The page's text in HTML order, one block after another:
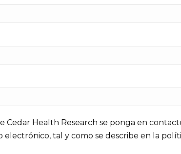
Cedar Health Research se ponga en
tal y como se describe en la